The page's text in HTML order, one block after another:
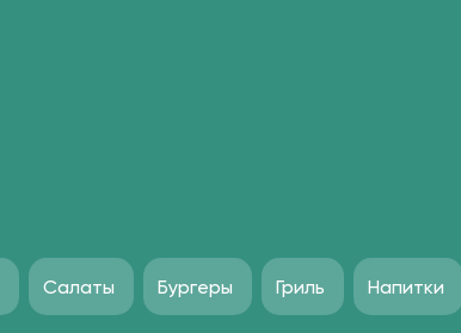
Салаты Бургеры Гриль Напитки